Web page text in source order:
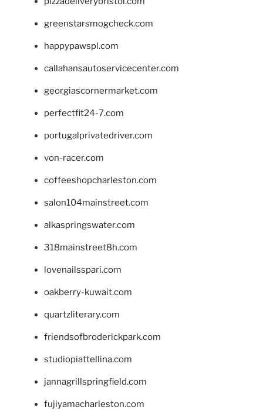
greenstarsmogcheck.com
happypawspl.com
callahansautoservicecenter.com
georgiascornermarket.com
perfectfit24-7.com
portugalprivatedriver.com
von-racer.com
coffeeshopcharleston.com
salon104mainstreet.com
alkaspringswater.com
318mainstreet8h.com
lovenailsspari.com
oakberry-kuwait.com
quartzliterary.com
friendsofbroderickpark.com
studiopiattellina.com
jannagrillspringfield.com
fujiyamacharleston.com